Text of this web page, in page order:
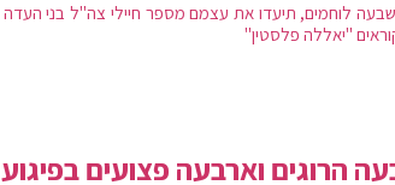
לוחמים, תיעדו את עצמם מספר חיילי צה"ל בני העדה
"יאללה פלסטין"
הרוגים וארבעה פצועים בפיגוע